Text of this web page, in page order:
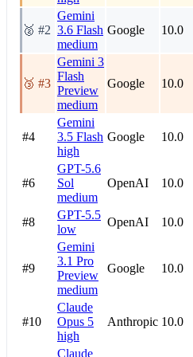
🥈 #2
Gemini
3.6 Flash
medium
Google 10.0
🥉 #3
Gemini 3
Flash
Preview
medium
Google 10.0
#4
Gemini
3.5 Flash
high
Google 10.0
#6
GPT-5.6
Sol
medium
OpenAI 10.0
#8
GPT-5.5
low
OpenAI 10.0
#9
Gemini
3.1 Pro
Preview
medium
Google 10.0
#10
Claude
Opus 5
high
Anthropic 10.0
Claude